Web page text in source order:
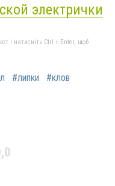
электрички
і натисніть Ctrl + Enter, щоб
#липки #клов